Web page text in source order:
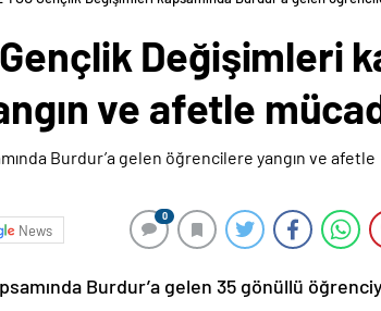
Değişimleri
ve afetle
News
0
Burdur’a gelen 35 gönüllü